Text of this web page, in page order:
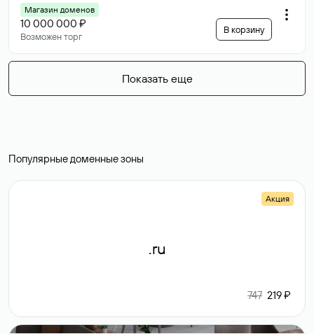
Магазин доменов
10 000 000 ₽
Возможен торг
В корзину
Показать еще
Популярные доменные зоны
Акция
.ru
747 219 ₽